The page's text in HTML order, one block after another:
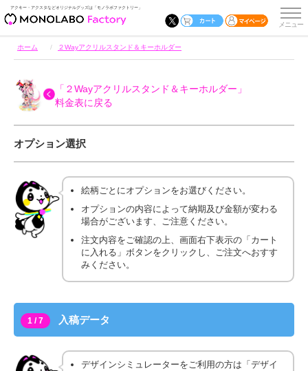
アクキー・アクスタなどオリジナルグッズは「モノラボファクトリー」
ホーム ２Wayアクリルスタンド＆キーホルダー
「２Wayアクリルスタンド＆キーホルダー」
料金表に戻る
オプション選択
絵柄ごとにオプションをお選びください。
オプションの内容によって納期及び金額が変わる
場合がございます、ご注意ください。
注文内容をご確認の上、画面右下表示の「カート
に入れる」ボタンをクリックし、ご注文へおすす
みください。
1 / 7 入稿データ
デザインシミュレーターをご利用の方は「デザイ